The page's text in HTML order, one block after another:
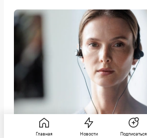
Главная Новости Подписаться